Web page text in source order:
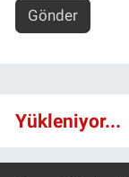
Gönder
Yükleniyor...